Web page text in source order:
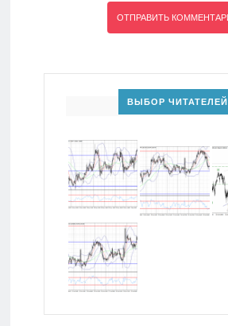
ВЫБОР ЧИТАТЕЛЕЙ